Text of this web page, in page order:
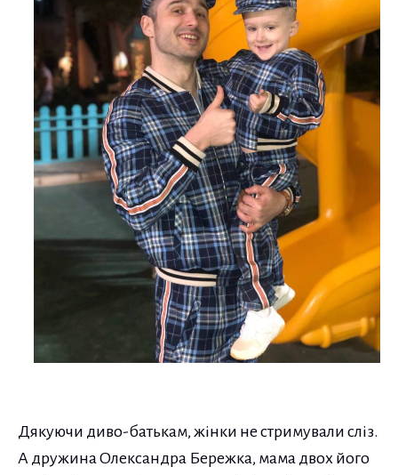
Дякуючи диво-батькам, жінки не стримували сліз.
А дружина Олександра Бережка, мама двох його